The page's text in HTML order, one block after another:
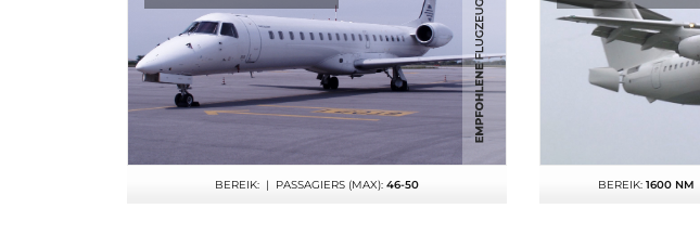
BEREIK: | PASSAGIERS (MAX): 46-50 BEREIK: 1600 NM